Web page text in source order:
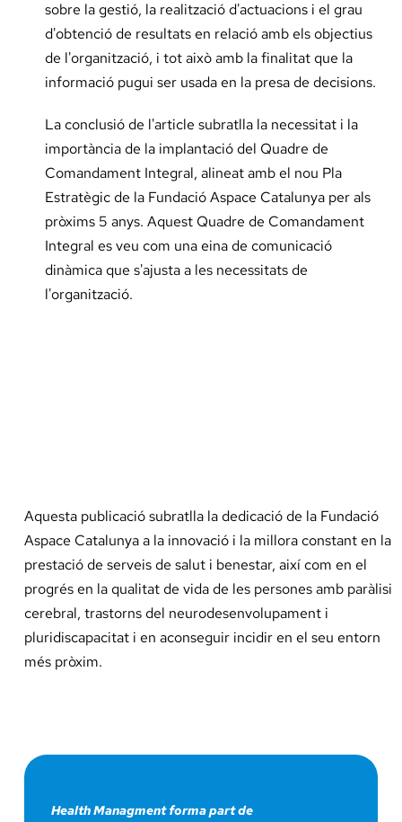
sobre la gestió, la realització d'actuacions i el grau
d'obtenció de resultats en relació amb els objectius
de l'organització, i tot això amb la finalitat que la
informació pugui ser usada en la presa de decisions.
La conclusió de l'article subratlla la necessitat i la
importància de la implantació del Quadre de
Comandament Integral, alineat amb el nou Pla
Estratègic de la Fundació Aspace Catalunya per als
pròxims 5 anys. Aquest Quadre de Comandament
Integral es veu com una eina de comunicació
dinàmica que s'ajusta a les necessitats de
l'organització.
Aquesta publicació subratlla la dedicació de la Fundació
Aspace Catalunya a la innovació i la millora constant en la
prestació de serveis de salut i benestar, així com en el
progrés en la qualitat de vida de les persones amb paràlisi
cerebral, trastorns del neurodesenvolupament i
pluridiscapacitat i en aconseguir incidir en el seu entorn
més pròxim.
Health Managment forma part de